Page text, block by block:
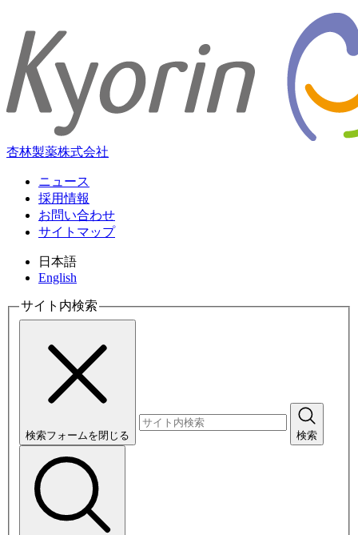
杏林製薬株式会社
ニュース
採用情報
お問い合わせ
サイトマップ
日本語
English
サイト内検索
検索フォームを閉じる 検索